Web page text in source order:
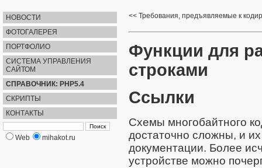
НОВОСТИ
ФОТОГАЛЕРЕЯ
ПОРТФОЛИО
СИСТЕМА УПРАВЛЕНИЯ
САЙТОМ
СПРАВОЧНИК: PHP5.4
СКРИПТЫ
КОНТАКТЫ
Web mihakot.ru
Требования, предъявляемые к
Функции для
строками
Ссылки
Схемы многобайтного
достаточно сложны, и
документации. Более
устройстве можно